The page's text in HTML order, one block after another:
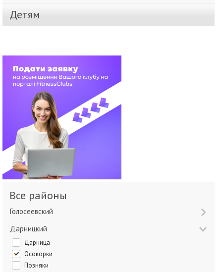
Детям
Все районы
Голосеевский
Дарницкий
Дарница
Осокорки
Позняки